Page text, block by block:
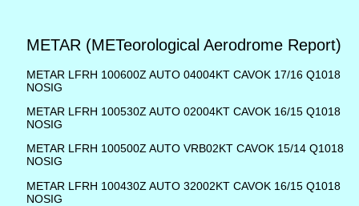
METAR (METeorological Aerodrome Report)
METAR LFRH 100600Z AUTO 04004KT CAVOK 17/16 Q1018
NOSIG
METAR LFRH 100530Z AUTO 02004KT CAVOK 16/15 Q1018
NOSIG
METAR LFRH 100500Z AUTO VRB02KT CAVOK 15/14 Q1018
NOSIG
METAR LFRH 100430Z AUTO 32002KT CAVOK 16/15 Q1018
NOSIG